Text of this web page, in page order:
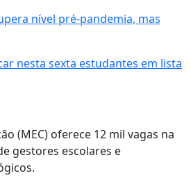
nível pré-pandemia, mas
nesta sexta estudantes em lista
(MEC) oferece 12 mil vagas na
gestores escolares e